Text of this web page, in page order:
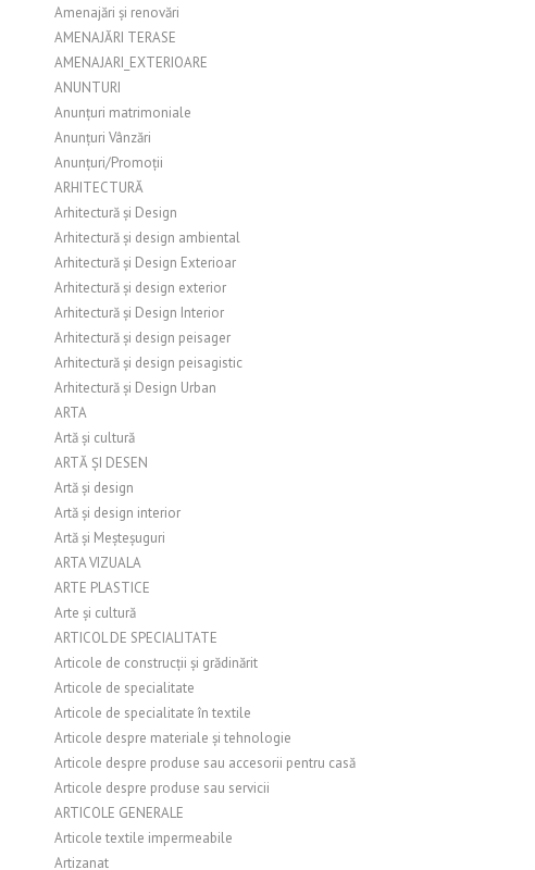
Amenajări și renovări
AMENAJĂRI TERASE
AMENAJARI_EXTERIOARE
ANUNTURI
Anunțuri matrimoniale
Anunțuri Vânzări
Anunțuri/Promoții
ARHITECTURĂ
Arhitectură și Design
Arhitectură și design ambiental
Arhitectură și Design Exterioar
Arhitectură și design exterior
Arhitectură și Design Interior
Arhitectură și design peisager
Arhitectură și design peisagistic
Arhitectură și Design Urban
ARTA
Artă și cultură
ARTĂ ȘI DESEN
Artă și design
Artă și design interior
Artă și Meșteșuguri
ARTA VIZUALA
ARTE PLASTICE
Arte și cultură
ARTICOL DE SPECIALITATE
Articole de construcții și grădinărit
Articole de specialitate
Articole de specialitate în textile
Articole despre materiale și tehnologie
Articole despre produse sau accesorii pentru casă
Articole despre produse sau servicii
ARTICOLE GENERALE
Articole textile impermeabile
Artizanat